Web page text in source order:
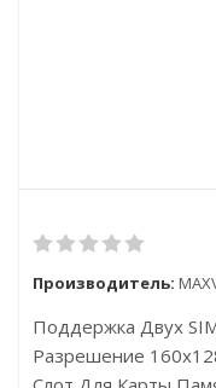
Производитель:
Поддержка Двух
Разрешение